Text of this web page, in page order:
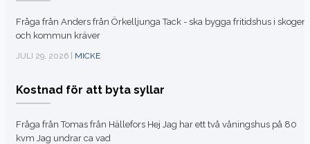
Fråga från Anders från Örkelljunga Tack - ska bygga fritidshus i skogen
och kommun kräver
JULI 29, 2026 | MICKE
Kostnad för att byta syllar
Fråga från Tomas från Hällefors Hej Jag har ett två våningshus på 80
kvm Jag undrar ca vad